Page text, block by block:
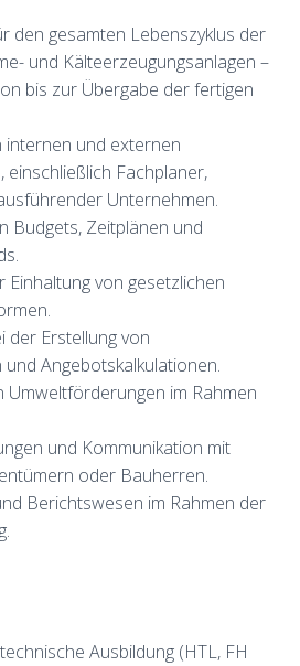
den gesamten Lebenszyklus der
und Kälteerzeugungsanlagen –
bis zur Übergabe der fertigen
und externen
einschließlich Fachplaner,
Unternehmen.
Budgets, Zeitplänen und
Einhaltung von gesetzlichen
der Erstellung von
Angebotskalkulationen.
Umweltförderungen im Rahmen
und Kommunikation mit
oder Bauherren.
Berichtswesen im Rahmen der
Ausbildung (HTL, FH